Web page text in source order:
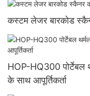
कस्टम लेजर बारकोड
HOP-HQ300 पोर्टेबल
के साथ आपूर्तिकर्ता